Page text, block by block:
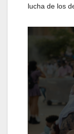
lucha de los